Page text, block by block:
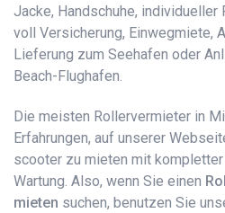
Jacke, Handschuhe, individueller
voll Versicherung, Einwegmiete,
Lieferung zum Seehafen oder
Beach-Flughafen.
Die meisten Rollervermieter in
Erfahrungen, auf unserer
scooter zu mieten mit kompletter
Wartung. Also, wenn Sie einen
mieten suchen, benutzen Sie